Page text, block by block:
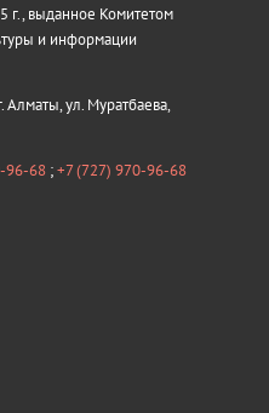
г., выданное Комитетом
и информации
Алматы, ул. Муратбаева,
96-68 ;+7 (727) 970-96-68